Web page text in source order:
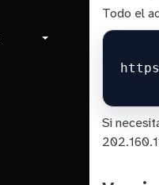
Todo el
Si